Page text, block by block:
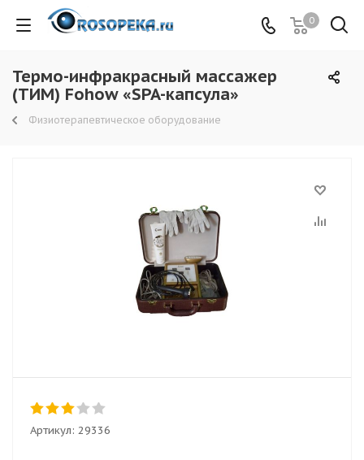
0
Термо-инфракрасный массажер
(ТИМ) Fohow «SPA-капсула»
Физиотерапевтическое оборудование
Артикул: 29336